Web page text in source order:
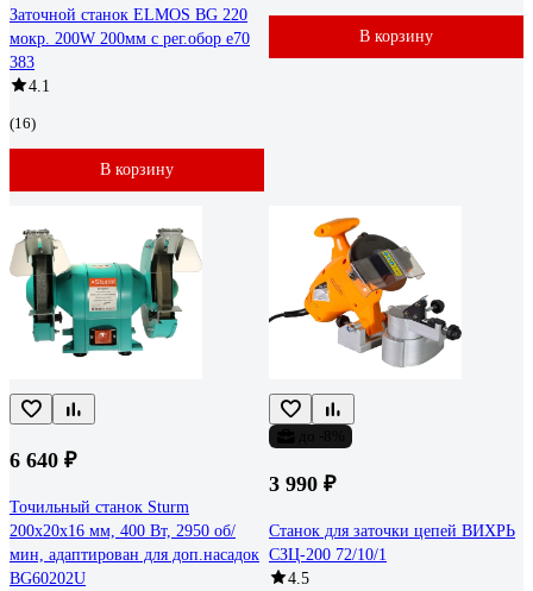
Заточной станок ELMOS BG 220
мокр. 200W 200мм с рег.обор e70
383
4.1
(16)
В корзину
В корзину
6 640 ₽
Точильный станок Sturm
200х20х16 мм, 400 Вт, 2950 об/
мин, адаптирован для доп.насадок
BG60202U
3 990 ₽
Станок для заточки цепей ВИХРЬ
СЗЦ-200 72/10/1
4.5